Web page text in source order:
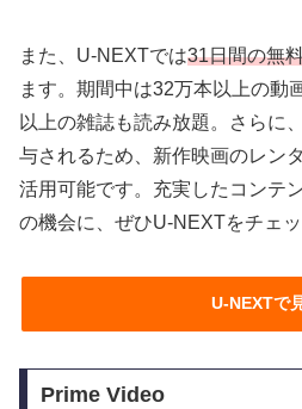
また、U-NEXTでは31日間の無
ます。期間中は32万本以上の動
以上の雑誌も読み放題。さらに
与されるため、新作映画のレン
活用可能です。充実したコンテ
の機会に、ぜひU-NEXTをチェ
U-NEXTで
Prime Video